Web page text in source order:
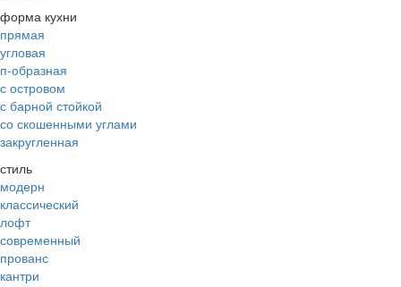
форма кухни
прямая
угловая
п-образная
с островом
с барной стойкой
со скошенными углами
закругленная
стиль
модерн
классический
лофт
современный
прованс
кантри